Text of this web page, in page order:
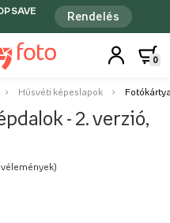
Rendelés
0
Húsvéti képeslapok
- 2. verzió,
vélemények)